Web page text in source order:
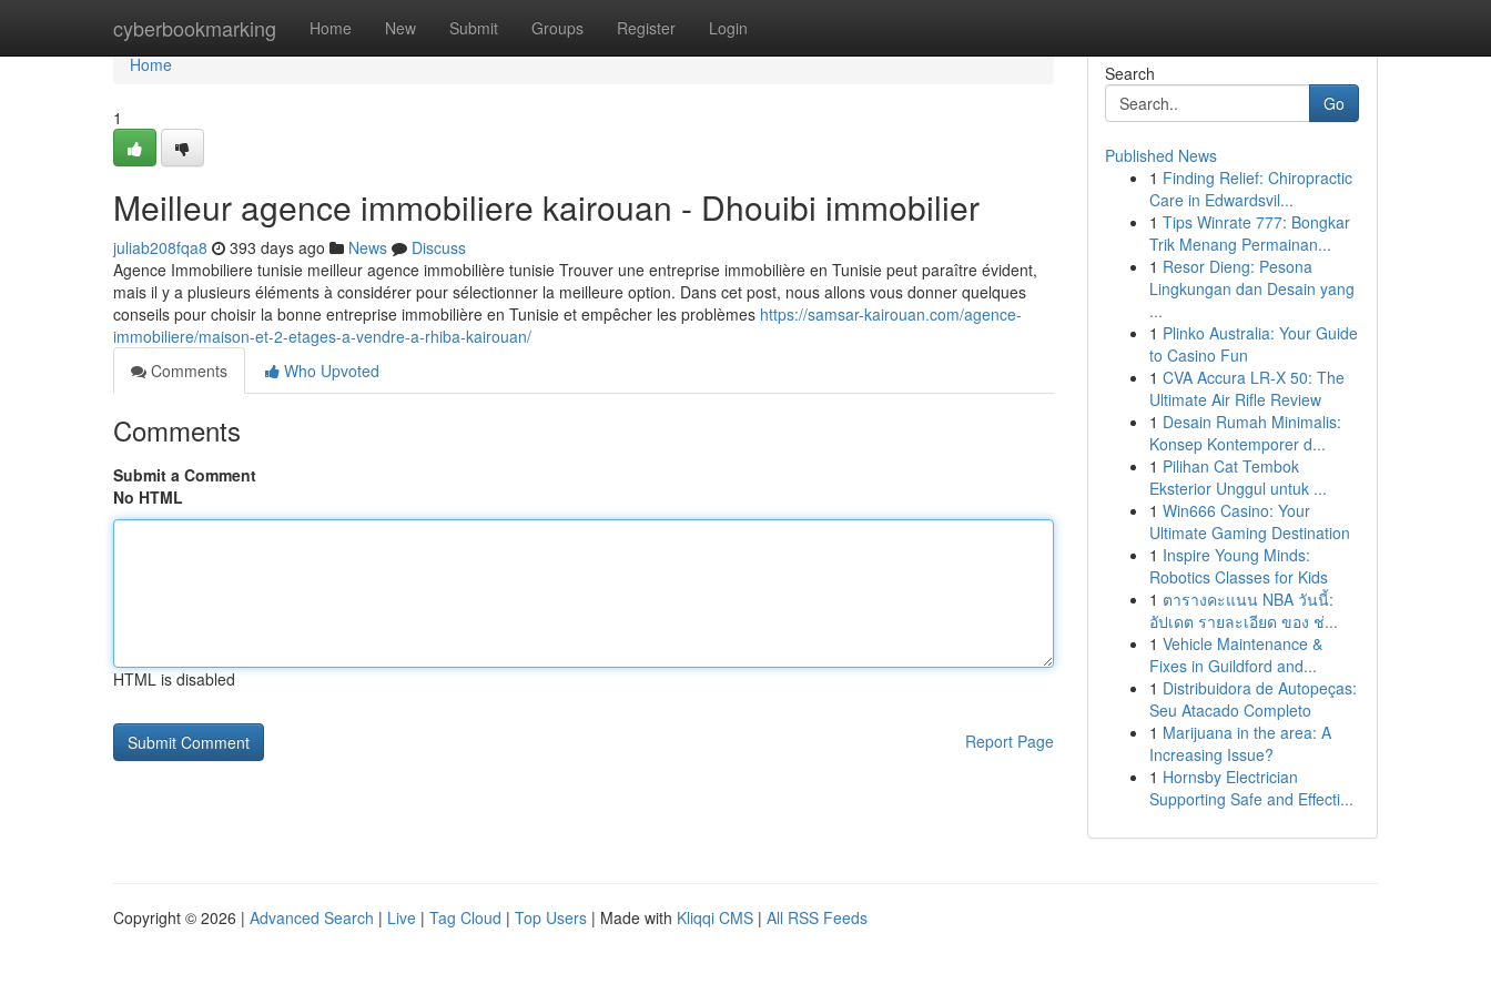
cyberbookmarking Home New Submit Groups Register Login
Home
Home
1
Meilleur agence immobiliere kairouan - Dhouibi immobilier
juliab208fqa8 393 days ago News
Discuss
Agence Immobiliere tunisie meilleur agence immobilière tunisie Trouver une entreprise immobilière en Tunisie peut paraître évident,
mais il y a plusieurs éléments à considérer pour sélectionner la meilleure option. Dans cet post, nous allons vous donner quelques
conseils pour choisir la bonne entreprise immobilière en Tunisie et empêcher les problèmes https://samsar-kairouan.com/agence-
immobiliere/maison-et-2-etages-a-vendre-a-rhiba-kairouan/
Comments
Who Upvoted
Comments
Submit a Comment
No HTML
HTML is disabled
Report Page
Search
Go
Published News
1 Finding Relief: Chiropractic
Care in Edwardsvil...
1 Tips Winrate 777: Bongkar
Trik Menang Permainan...
1 Resor Dieng: Pesona
Lingkungan dan Desain yang
...
1 Plinko Australia: Your Guide
to Casino Fun
1 CVA Accura LR-X 50: The
Ultimate Air Rifle Review
1 Desain Rumah Minimalis:
Konsep Kontemporer d...
1 Pilihan Cat Tembok
Eksterior Unggul untuk ...
1 Win666 Casino: Your
Ultimate Gaming Destination
1 Inspire Young Minds:
Robotics Classes for Kids
1 ตารางคะแนน NBA วันนี้:
อัปเดต รายละเอียด ของ ช่...
1 Vehicle Maintenance &
Fixes in Guildford and...
1 Distribuidora de Autopeças:
Seu Atacado Completo
1 Marijuana in the area: A
Increasing Issue?
1 Hornsby Electrician
Supporting Safe and Effecti...
Copyright © 2026 | Advanced Search | Live | Tag Cloud | Top Users | Made with Kliqqi CMS | All RSS Feeds